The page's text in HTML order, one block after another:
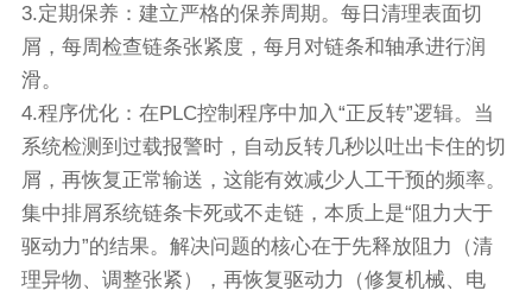
3.定期保养：建立严格的保养周期。每日清理表面切
屑，每周检查链条张紧度，每月对链条和轴承进行润
滑。
4.程序优化：在PLC控制程序中加入“正反转”逻辑。当
系统检测到过载报警时，自动反转几秒以吐出卡住的切
屑，再恢复正常输送，这能有效减少人工干预的频率。
集中排屑系统链条卡死或不走链，本质上是“阻力大于
驱动力”的结果。解决问题的核心在于先释放阻力（清
理异物、调整张紧），再恢复驱动力（修复机械、电